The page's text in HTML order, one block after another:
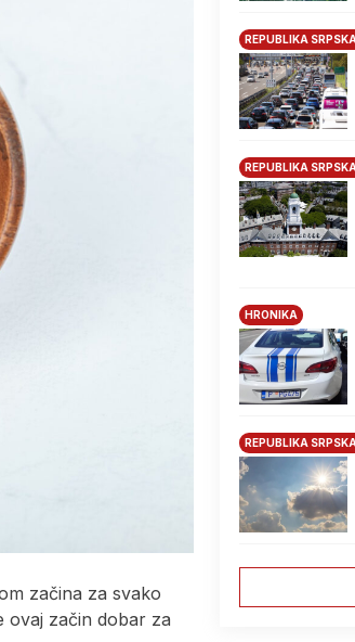
začina za svako
ovaj začin dobar za
REPUBLIKA
REPUBLIKA
HRONIKA
REPUBLIKA